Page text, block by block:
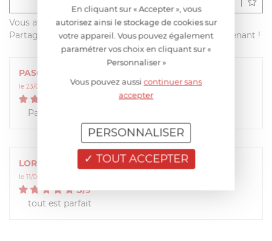
Vous avez acheté ce produit sur francisbatt.com ?
Partagez votre avis avec les autres clients dès maintenant !
PASCAL
le 23/07/2025 à 11:10:26
Parfait
LORETTE
le 11/06/2015 à 13:58:23
5/5
tout est parfait
En cliquant sur « Accepter », vous
autorisez ainsi le stockage de cookies sur
votre appareil. Vous pouvez également
paramétrer vos choix en cliquant sur «
Personnaliser »
Vous pouvez aussicontinuer sans
accepter
TOUT ACCEPTER
PERSONNALISER